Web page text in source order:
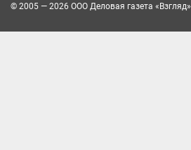
© 2005 — 2026 ООО Деловая газета «Взгляд»